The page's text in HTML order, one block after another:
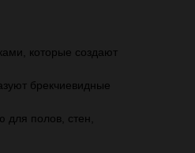
которые создают
брекчиевидные
для полов, стен,